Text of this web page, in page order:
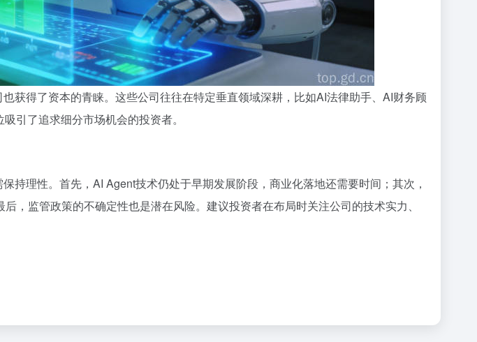
获得了资本的青睐。这些公司往往在特定垂直领域深耕，比如AI法律助手、AI财务顾
引了追求细分市场机会的投资者。
持理性。首先，AI Agent技术仍处于早期发展阶段，商业化落地还需要时间；其次，
，监管政策的不确定性也是潜在风险。建议投资者在布局时关注公司的技术实力、